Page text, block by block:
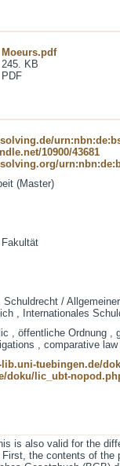
Moeurs.pdf
245. KB
PDF
10900/43681
(Master)
Schuldrecht /
, Internationales
, öffentliche Ordnung ,
, comparative
lib.uni-tuebingen.de/
doku/lic_ubt-
is also valid for the
the contents of